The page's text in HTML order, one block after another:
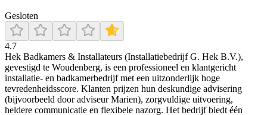
Gesloten
4.7
Hek Badkamers & Installateurs (Installatiebedrijf G. Hek B.V.),
gevestigd te Woudenberg, is een professioneel en klantgericht
installatie- en badkamerbedrijf met een uitzonderlijk hoge
tevredenheidsscore. Klanten prijzen hun deskundige advisering
(bijvoorbeeld door adviseur Marien), zorgvuldige uitvoering,
heldere communicatie en flexibele nazorg. Het bedrijf biedt één